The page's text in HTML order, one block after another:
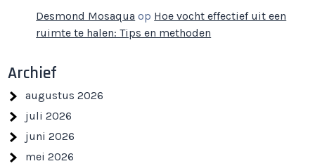
Desmond Mosaqua op Hoe vocht effectief uit een
ruimte te halen: Tips en methoden
Archief
augustus 2026
juli 2026
juni 2026
mei 2026